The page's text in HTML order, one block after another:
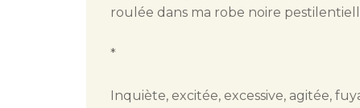
roulée dans ma robe noire
*
Inquiète, excitée, excessive, agitée,